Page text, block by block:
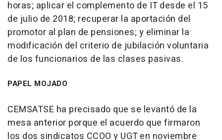
horas; aplicar el complemento de IT desde el 15
de julio de 2018; recuperar la aportación del
promotor al plan de pensiones; y eliminar la
modificación del criterio de jubilación voluntaria
de los funcionarios de las clases pasivas.
PAPEL MOJADO
CEMSATSE ha precisado que se levantó de la
mesa anterior porque el acuerdo que firmaron
los dos sindicatos CCOO y UGT en noviembre